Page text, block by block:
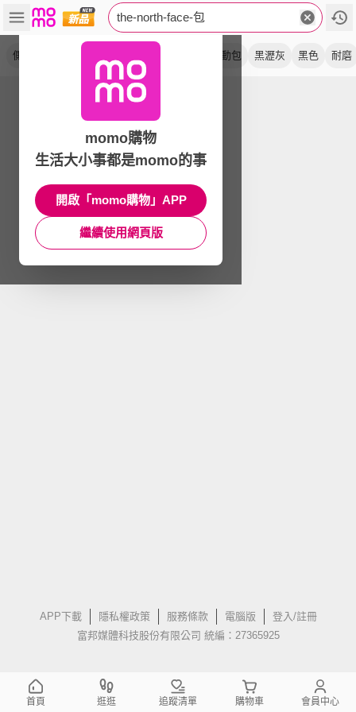
the-north-face-包
側背包 運動包 黑瀝灰 黑色 耐磨
APP下載 隱私權政策 服務條款 電腦版
登入/註冊
富邦媒體科技股份有限公司 統編：27365925
momo購物
生活大小事都是momo的事
開啟「momo購物」APP
繼續使用網頁版
首頁 逛逛 追蹤清單 購物車 會員中心